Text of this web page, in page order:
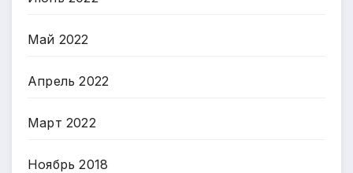
Май 2022
Апрель 2022
Март 2022
Ноябрь 2018